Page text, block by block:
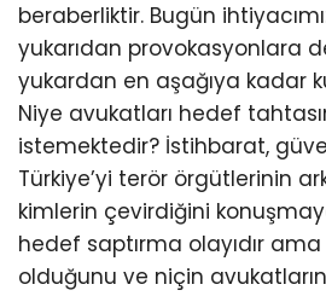
beraberliktir. Bugün
yukarıdan provokasyonlara
yukardan en aşağıya kadar
Niye avukatları hedef
istemektedir? İstihbarat,
Türkiye’yi terör örgütlerinin
kimlerin çevirdiğini
hedef saptırma olayıdır
olduğunu ve niçin